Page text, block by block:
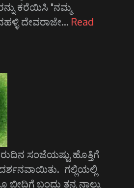
ಕರೆಯಿಸಿ "ನಮ್ಮ
ದೇವರಾಜೇ… Read
ಸಂಜೆಯಷ್ಟು ಹೊತ್ತಿಗೆ
ದರ್ಶನವಾಯಿತು. ಗಲ್ಲಿಯಲ್ಲಿ
ಬಂದು ತನ್ನ ನಾಲ್ಕು